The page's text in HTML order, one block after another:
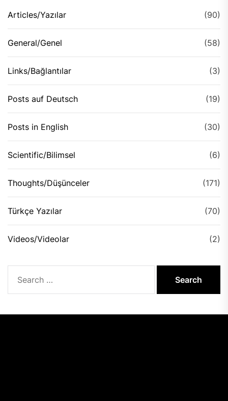
Articles/Yazılar (90)
General/Genel (58)
Links/Bağlantılar (3)
Posts auf Deutsch (19)
Posts in English (30)
Scientific/Bilimsel (6)
Thoughts/Düşünceler (171)
Türkçe Yazılar (70)
Videos/Videolar (2)
for: